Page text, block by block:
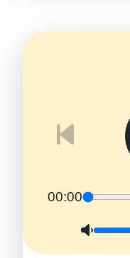
00:00